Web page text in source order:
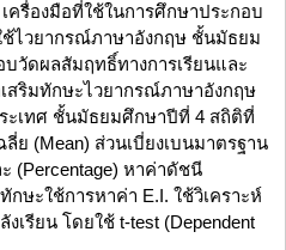
ครื่องมือที่ใช้ในการศึกษาประกอบ
ไวยากรณ์ภาษาอังกฤษ ชั้นมัธยม
วัดผลสัมฤทธิ์ทางการเรียนและ
ริมทักษะไวยากรณ์ภาษาอังกฤษ
ะเทศ ชั้นมัธยมศึกษาปีที่ 4 สถิติที่
ย (Mean) ส่วนเบี่ยงเบนมาตรฐาน
(Percentage) หาค่าดัชนี
ษะใช้การหาค่า E.I. ใช้วิเคราะห์
เรียน โดยใช้ t-test (Dependent